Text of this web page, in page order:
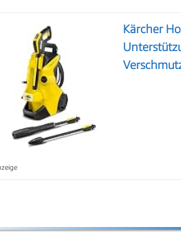
Kärcher